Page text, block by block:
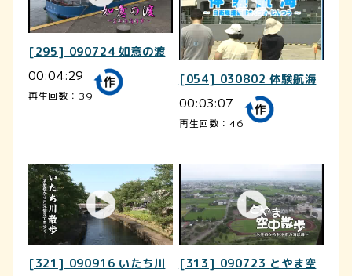
[295] 090724 如意の渡
00:04:29
再生回数：39
[054] 030802 体験航海
00:03:07
再生回数：46
[321] 090916 いたち川
[313] 090723 とやま空